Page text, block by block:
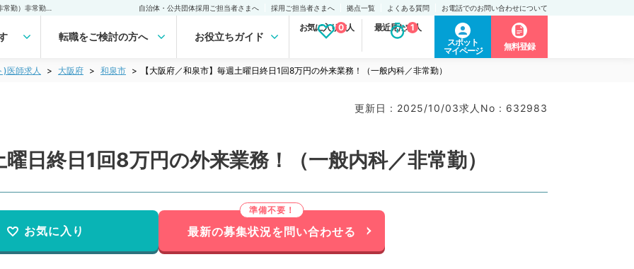
自治体・公共団体採用ご担当者さまへ 採用ご担当者さまへ 拠点一覧 よくある質問 お電話でのお問い合わせについて
転職をご検討の方へ お役立ちガイド
お気に入り求人
0 最近見た求人
1
スポット
マイページ
無料登録
)医師求人 大阪府 和泉市 【大阪府／和泉市】毎週土曜日終日1回8万円の外来業務！（一般内科／非常勤）
更新日 : 2025/10/03求人No : 632983
日終日1回8万円の外来業務！（一般内科／非常勤）
お気に入り 最新の募集状況を問い合わせる